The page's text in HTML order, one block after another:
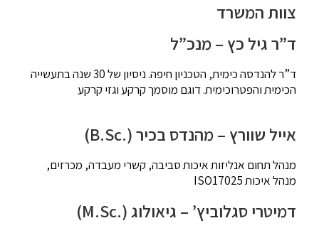
צוות המשרד
ד”ר גיל כץ – מנכ”ל
ד”ר להנדסה כימית, הטכניון חיפה. ניסיון של 30 שנה בתעשייה
הכימית והפטרוכימית. דוגם מוסמך קרקע וגזי קרקע
אייל שוורץ – מהנדס בכיר (.B.Sc)
מנהל תחום אנליזות איכות סביבה, קשרי מעבדה, מכרזים,
מנהל איכות ISO17025
דמיטרי סגלוביץ’ – גיאולוג (.M.Sc)